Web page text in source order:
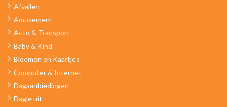
Afvallen
Amusement
Auto & Transport
Baby & Kind
Bloemen en Kaartjes
Computer & Internet
Dagaanbiedingen
Dagje uit